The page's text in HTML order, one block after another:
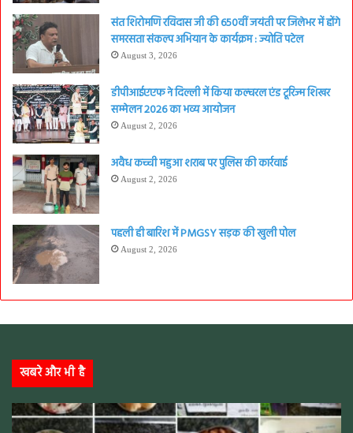
संत शिरोमणि रविदास जी की 650वीं जयंती पर जिलेभर में होंगे
समरसता संकल्प अभियान के कार्यक्रम : ज्योति पटेल
August 3, 2026
डीपीआईएएफ ने दिल्ली में किया कल्चरल एंड टूरिज्म शिखर
सम्मेलन 2026 का भव्य आयोजन
August 2, 2026
अवैध कच्ची महुआ शराब पर पुलिस की कार्रवाई
August 2, 2026
पहली ही बारिश में PMGSY सड़क की खुली पोल
August 2, 2026
खबरे और भी है